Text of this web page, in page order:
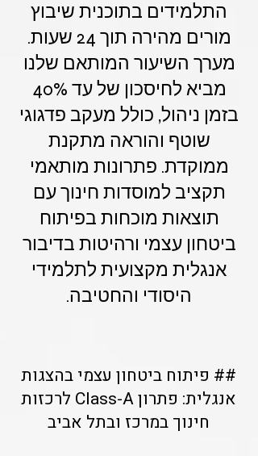
התלמידים בתוכנית שיבוץ
מורים מהירה תוך 24 שעות.
מערך השיעור המותאם שלנו
מביא לחיסכון של עד 40%
בזמן ניהול, כולל מעקב פדגוגי
שוטף והוראה מתקנת
ממוקדת. פתרונות מותאמי
תקציב למוסדות חינוך עם
תוצאות מוכחות בפיתוח
ביטחון עצמי ורהיטות בדיבור
אנגלית מקצועית לתלמידי
היסודי והחטיבה.
## פיתוח ביטחון עצמי בהצגות
אנגלית: פתרון Class-A לרכזות
חינוך במרכז ובתל אביב